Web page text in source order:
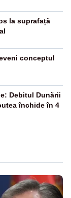
la suprafață
conceptul
Debitul Dunării
închide în 4